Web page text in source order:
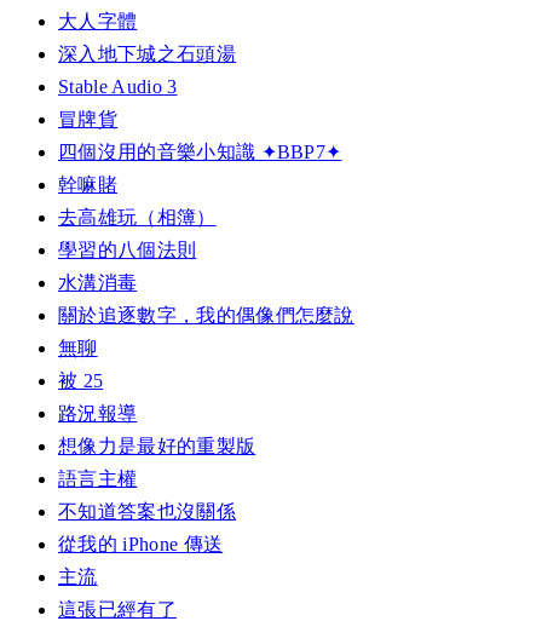
大人字體
深入地下城之石頭湯
Stable Audio 3
冒牌貨
四個沒用的音樂小知識 ✦BBP7✦
幹嘛賭
去高雄玩（相簿）
學習的八個法則
水溝消毒
關於追逐數字，我的偶像們怎麼說
無聊
被 25
路況報導
想像力是最好的重製版
語言主權
不知道答案也沒關係
從我的 iPhone 傳送
主流
這張已經有了